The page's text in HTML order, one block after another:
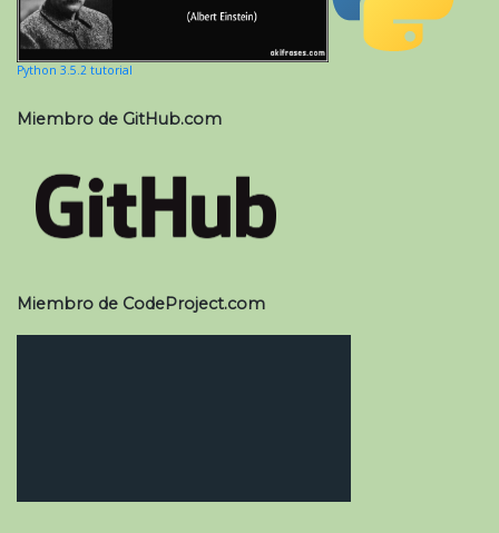
Python 3.5.2 tutorial
Miembro de GitHub.com
Miembro de CodeProject.com